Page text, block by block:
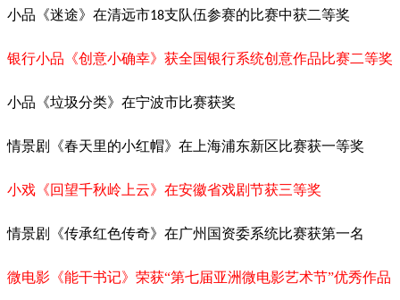
小品《迷途》在清远市18支队伍参赛的比赛中获二等奖
银行小品《创意小确幸》获全国银行系统创意作品比赛二等奖
小品《垃圾分类》在宁波市比赛获奖
情景剧《春天里的小红帽》在上海浦东新区比赛获一等奖
小戏《回望千秋岭上云》在安徽省戏剧节获三等奖
情景剧《传承红色传奇》在广州国资委系统比赛获第一名
微电影《能干书记》荣获“第七届亚洲微电影艺术节”优秀作品